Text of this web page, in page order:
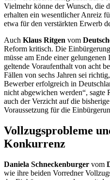
Vielmehr könne der Wunsch, die
erhalten ein wesentlicher Anreiz
etwa für den verstärkten Erwerb
Auch Klaus Ritgen vom
Reform kritisch. Die
müsse am Ende einer
geltende Voraufenthalt von acht
Fällen von sechs Jahren sei
Bewerber erfolgreich in
nicht abgewichen werden“, sagte
auch der Verzicht auf die
Voraussetzung für die
Vollzugsprobleme
Konkurrenz
Daniela Schneckenburger vom
wie ihre beiden Vorredner